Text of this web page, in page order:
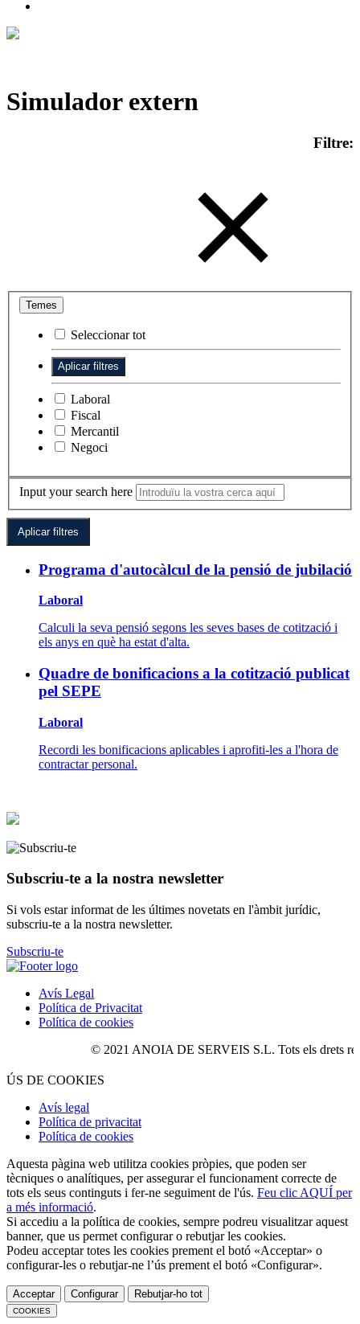
Simulador extern
Filtre:
Temes
Seleccionar tot
Laboral
Fiscal
Mercantil
Negoci
Input your search here
Programa d'autocàlcul de la pensió de jubilació
Laboral
Calculi la seva pensió segons les seves bases de cotització i
els anys en què ha estat d'alta.
Quadre de bonificacions a la cotització publicat
pel SEPE
Laboral
Recordi les bonificacions aplicables i aprofiti-les a l'hora de
contractar personal.
Subscriu-te a la nostra newsletter
Si vols estar informat de les últimes novetats en l'àmbit jurídic,
subscriu-te a la nostra newsletter.
Subscriu-te
Avís Legal
Política de Privacitat
Política de cookies
© 2021 ANOIA DE SERVEIS S.L. Tots els drets
ÚS DE COOKIES
Avís legal
Política de privacitat
Política de cookies
Aquesta pàgina web utilitza cookies pròpies, que poden ser
tècniques o analítiques, per assegurar el funcionament correcte de
tots els seus continguts i fer-ne seguiment de l'ús. Feu clic AQUÍ per
a més informació.
Si accediu a la política de cookies, sempre podreu visualitzar aquest
banner, que us permet configurar o rebutjar les cookies.
Podeu acceptar totes les cookies prement el botó «Acceptar» o
configurar-les o rebutjar-ne l’ús prement el botó «Configurar».
Acceptar Configurar Rebutjar-ho tot
COOKIES